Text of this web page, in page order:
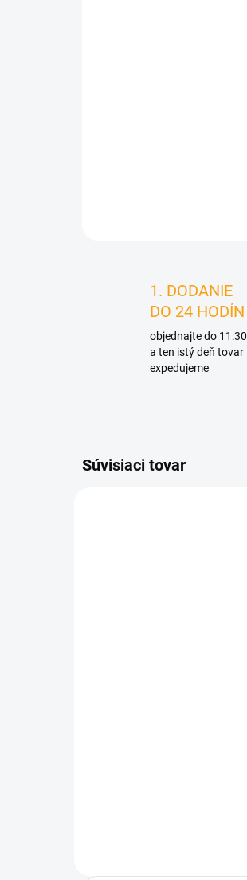
1. DODANIE
DO 24 HODÍN
objednajte do 11:30
a ten istý deň tovar
expedujeme
Súvisiaci tovar